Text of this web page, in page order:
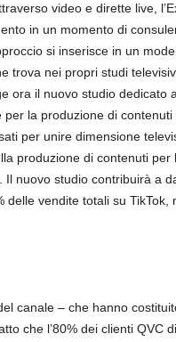
video e dirette live,
in un momento di
si inserisce in un
trova nei propri studi
ora il nuovo studio dedicato
la produzione di contenuti
per unire dimensione
produzione di contenuti per
nuovo studio contribuirà a
vendite totali su TikTok,
canale – che hanno
che l’80% dei clienti QVC